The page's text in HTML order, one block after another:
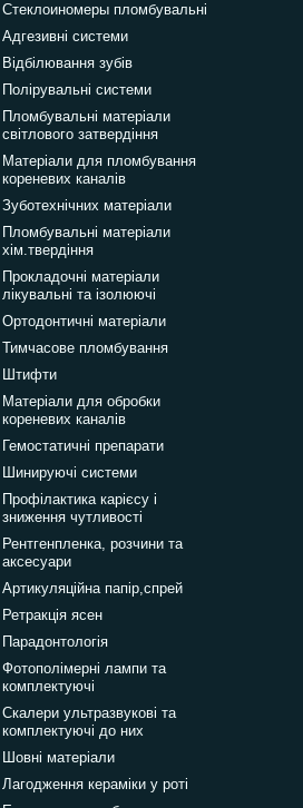
Стеклоиномеры пломбувальні
Адгезивні системи
Відбілювання зубів
Полірувальні системи
Пломбувальні матеріали
світлового затвердіння
Матеріали для пломбування
кореневих каналів
Зуботехнічних матеріали
Пломбувальні матеріали
хім.твердіння
Прокладочні матеріали
лікувальні та ізолюючі
Ортодонтичні матеріали
Тимчасове пломбування
Штифти
Матеріали для обробки
кореневих каналів
Гемостатичні препарати
Шинируючі системи
Профілактика карієсу і
зниження чутливості
Рентгенпленка, розчини та
аксесуари
Артикуляційна папір,спрей
Ретракція ясен
Парадонтологія
Фотополімерні лампи та
комплектуючі
Скалери ультразвукові та
комплектуючі до них
Шовні матеріали
Лагодження кераміки у роті